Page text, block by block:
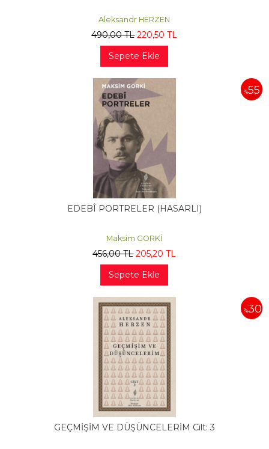
Aleksandr HERZEN
490,00TL 220,50 TL
Sepete Ekle
%55
EDEBÎ PORTRELER (HASARLI)
Maksim GORKİ
456,00TL 205,20 TL
Sepete Ekle
%30
GEÇMİŞİM VE DÜŞÜNCELERİM Cilt: 3